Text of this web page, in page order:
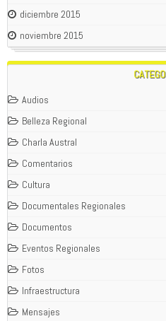
diciembre 2015
noviembre 2015
Audios
Belleza Regional
Charla Austral
Comentarios
Cultura
Documentales Regionales
Documentos
Eventos Regionales
Fotos
Infraestructura
Mensajes